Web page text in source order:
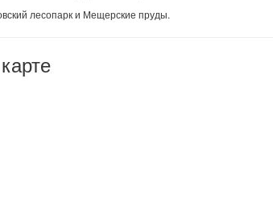
лесопарк и Мещерские пруды.